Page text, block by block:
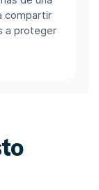
compartir
a proteger